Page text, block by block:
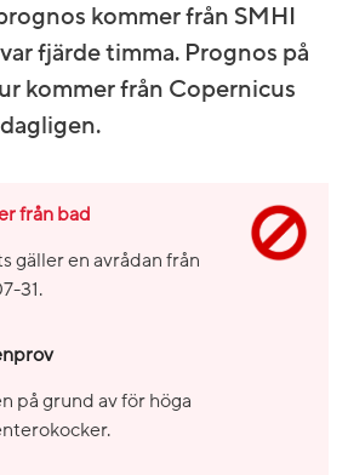
kommer från SMHI
fjärde timma. Prognos på
kommer från Copernicus
från bad
gäller en avrådan från
31.
på grund av för höga